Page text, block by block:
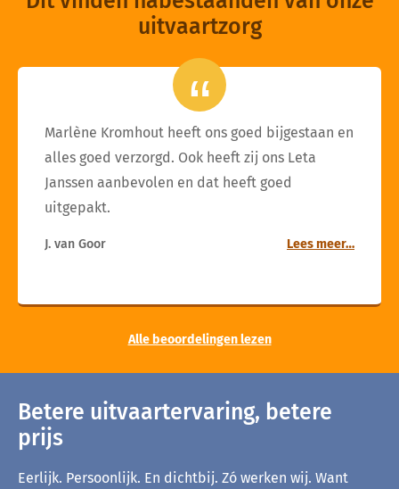
uitvaartzorg
Marlène Kromhout heeft ons goed bijgestaan en
alles goed verzorgd. Ook heeft zij ons Leta
Janssen aanbevolen en dat heeft goed
uitgepakt.
J. van Goor Lees meer…
Alle beoordelingen lezen
Betere uitvaartervaring, betere
prijs
Eerlijk. Persoonlijk. En dichtbij. Zó werken wij. Want